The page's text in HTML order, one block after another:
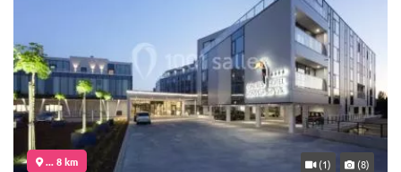
... 8 km (1) (8)